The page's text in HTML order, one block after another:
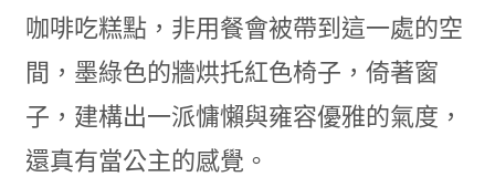
咖啡吃糕點，非用餐會被帶到這一處的空
間，墨綠色的牆烘托紅色椅子，倚著窗
子，建構出一派慵懶與雍容優雅的氣度，
還真有當公主的感覺。